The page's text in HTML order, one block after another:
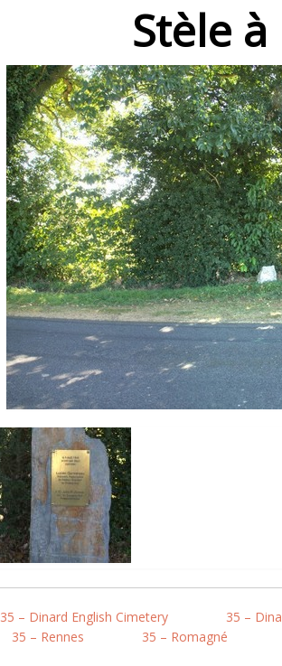
Stèle à
35 – Dinard English Cimetery 35 –
35 – Rennes 35 – Romagné